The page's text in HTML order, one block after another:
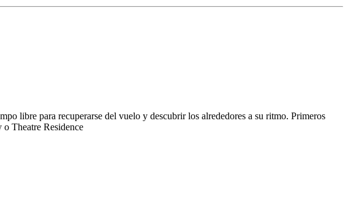
libre para recuperarse del vuelo y descubrir los alrededores a su ritmo. Primeros
Theatre Residence